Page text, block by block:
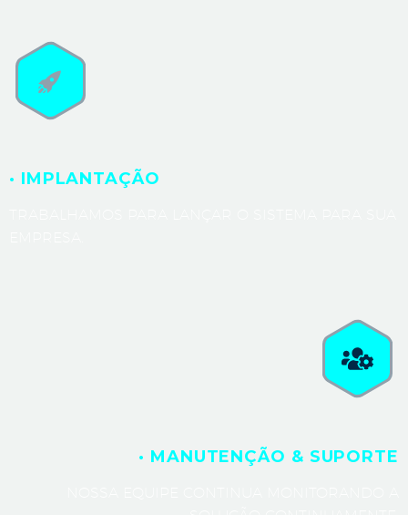
· IMPLANTAÇÃO
· MANUTENÇÃO & SUPORTE